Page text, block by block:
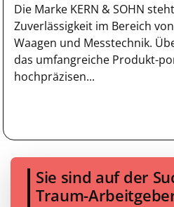
Die Marke KERN & SOHN
Zuverlässigkeit im Bereich
Waagen und Messtechnik.
das umfangreiche Produkt-
hochpräzisen...
Sie sind auf der
Traum-